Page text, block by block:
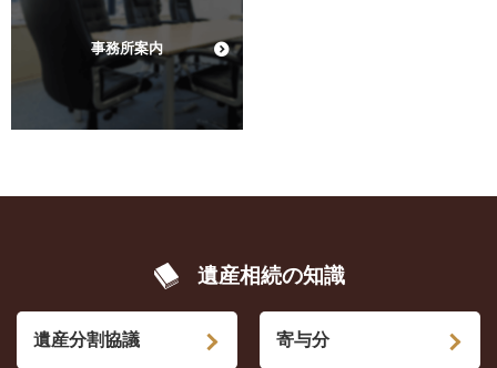
事務所案内
遺産相続の知識
遺産分割協議 寄与分